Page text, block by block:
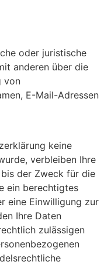
oder juristische
anderen über die
von
E-Mail-Adressen
keine
verbleiben Ihre
der Zweck für die
ein berechtigtes
eine Einwilligung zur
Ihre Daten
zulässigen